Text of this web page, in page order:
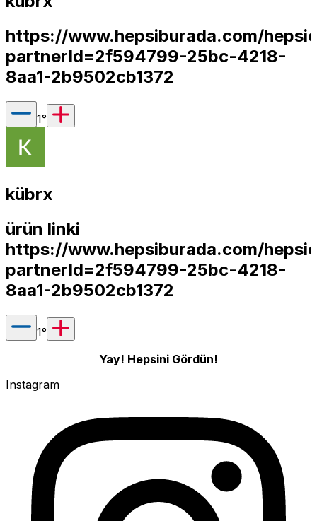
https://www.hepsiburada.com/
partnerId=2f594799-25bc-4218-
8aa1-2b9502cb1372
1°
kübrx
ürün linki
https://www.hepsiburada.com/
partnerId=2f594799-25bc-4218-
8aa1-2b9502cb1372
1°
Yay! Hepsini Gördün!
Instagram